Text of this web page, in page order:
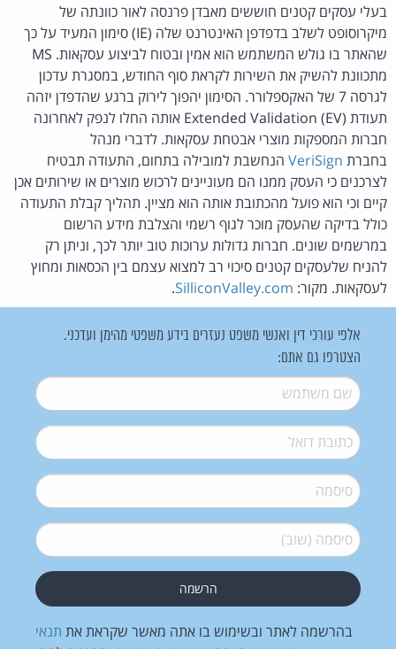
בעלי עסקים קטנים חוששים מאבדן פרנסה לאור כוונתה של
מיקרוסופט לשלב בדפדפן האינטרנט שלה (IE) סימון המעיד על כך
שהאתר בו גולש המשתמש הוא אמין ובטוח לביצוע עסקאות. MS
מתכוונת להשיק את השירות לקראת סוף החודש, במסגרת עדכון
לגרסה 7 של האקספלורר. הסימון יהפוך לירוק ברגע שהדפדן יזהה
תעודת (Extended Validation (EV אותה החלו לנפק לאחרונה
חברות המספקות מוצרי אבטחת עסקאות. לדברי מנהל
בחברת VeriSign הנחשבת למובילה בתחום, התעודה תבטיח
לצרכנים כי העסק ממנו הם מעוניינים לרכוש מוצרים או שירותים אכן
קיים וכי הוא פועל מהכתובת אותה הוא מציין. תהליך קבלת התעודה
כולל בדיקה שהעסק מוכר לגוף רשמי והצלבת מידע הרשום
במרשמים שונים. חברות גדולות ערוכות טוב יותר לכך, וניתן רק
להניח שלעסקים קטנים סיכוי רב למצוא עצמם בין הכסאות ומחוץ
לעסקאות. מקור: SilliconValley.com
.
אלפי עורכי דין ואנשי משפט נעזרים בידע משפטי מהימן ועדכני.
הצטרפו גם אתם:
שם משתמש*
דואל*
סיסמה*
סיסמה (שוב)*
בהרשמה לאתר ובשימוש בו אתה מאשר שקראת את תנאי